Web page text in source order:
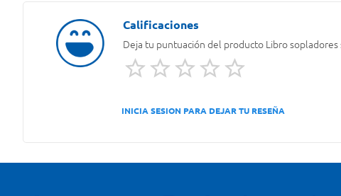
Deja tu puntuación del producto Libro sopladores
INICIA SESION PARA DEJAR TU RESEÑA